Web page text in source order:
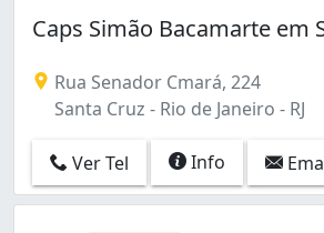
Benfica (2)
Bonsucesso (5)
Botafogo (3)
Cachambi (1)
Caju (2)
Campinho (3)
Caps Simão Bacamarte em
Rua Senador Cmará, 224
Santa Cruz - Rio de Janeiro - RJ
Ver Tel Info